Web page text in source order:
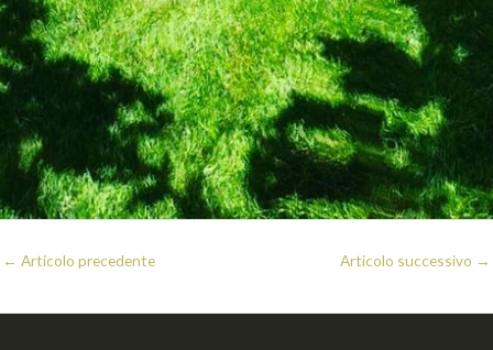
← Articolo precedente Articolo successivo →